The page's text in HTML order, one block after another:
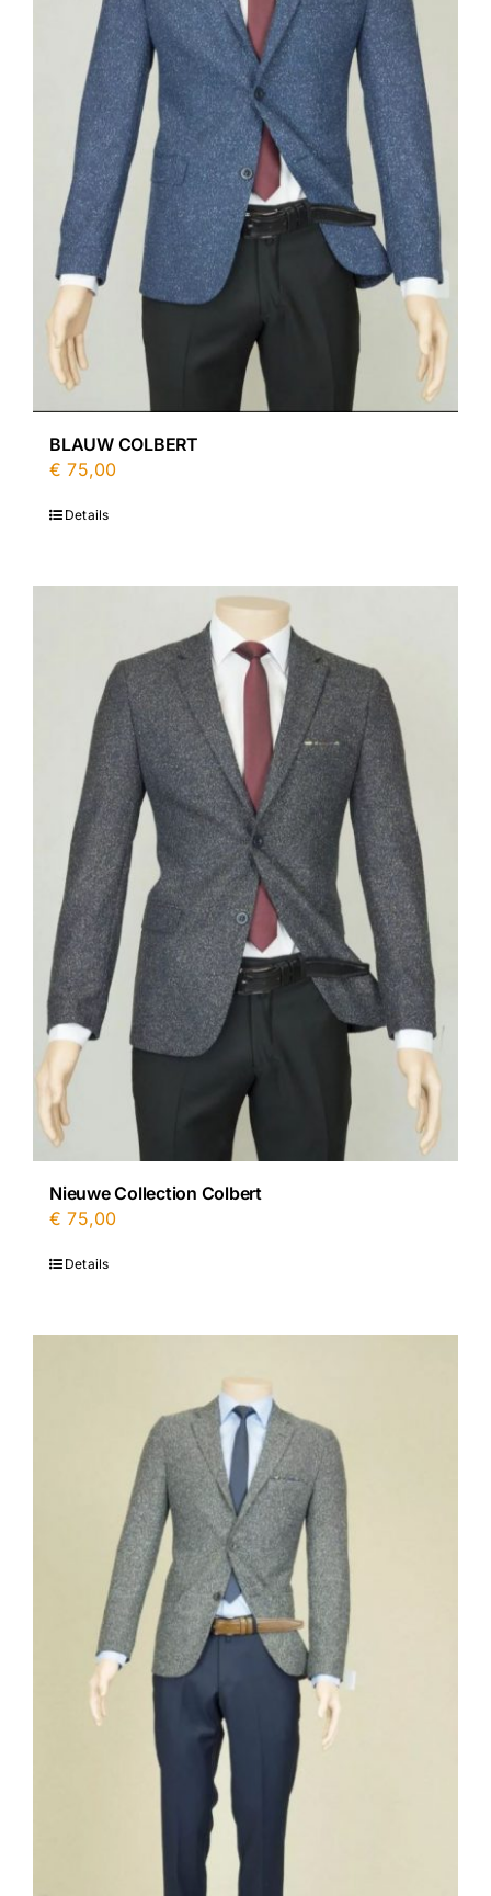
BLAUW COLBERT
€ 75,00
Details
Nieuwe Collection Colbert
€ 75,00
Details